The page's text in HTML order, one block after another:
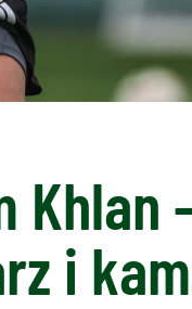
Khlan
i